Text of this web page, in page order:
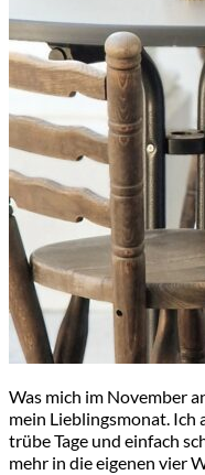
Was mich im November
mein Lieblingsmonat. Ich
trübe Tage und einfach
mehr in die eigenen vier